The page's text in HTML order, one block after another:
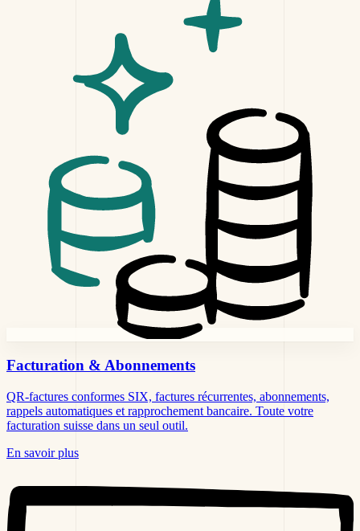
Facturation & Abonnements
QR-factures conformes SIX, factures récurrentes, abonnements,
rappels automatiques et rapprochement bancaire. Toute votre
facturation suisse dans un seul outil.
En savoir plus